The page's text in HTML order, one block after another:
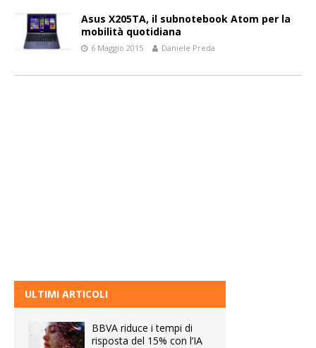
Asus X205TA, il subnotebook Atom per la
mobilità quotidiana
6 Maggio 2015 Daniele Preda
ULTIMI ARTICOLI
BBVA riduce i tempi di
risposta del 15% con l’IA